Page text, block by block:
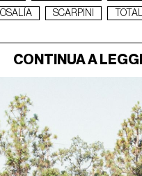
SCARPINI
CONTINUA A